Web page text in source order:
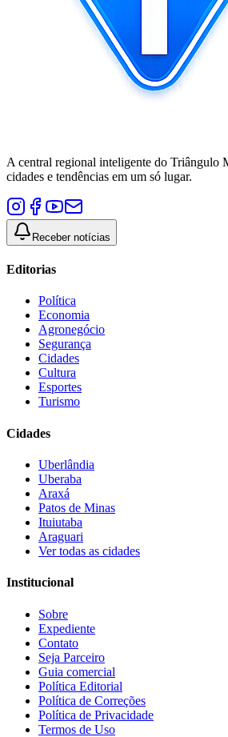
A central regional inteligente do Triângulo
cidades e tendências em um só lugar.
Receber notícias
Editorias
Política
Economia
Agronegócio
Segurança
Cidades
Cultura
Esportes
Turismo
Cidades
Uberlândia
Uberaba
Araxá
Patos de Minas
Ituiutaba
Araguari
Ver todas as cidades
Institucional
Sobre
Expediente
Contato
Seja Parceiro
Guia comercial
Política Editorial
Política de Correções
Política de Privacidade
Termos de Uso